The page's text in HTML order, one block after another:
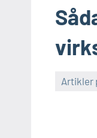
Artikler